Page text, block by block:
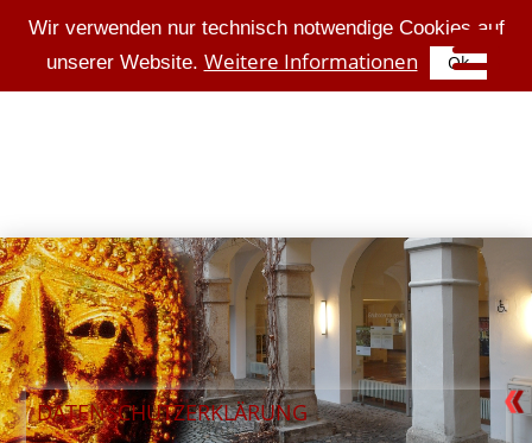
DATENSCHUTZERKLÄRUNG
Wir verwenden nur technisch notwendige Cookies auf
unserer Website. Weitere Informationen Ok